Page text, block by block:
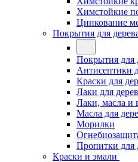
Химстойкие
Цинкование
Покрытия для
Покрытия для
Антисептики
Краски для
Лаки для
Лаки, масла и
Масла для
Морилки
Пропитки для
Краски и эмали